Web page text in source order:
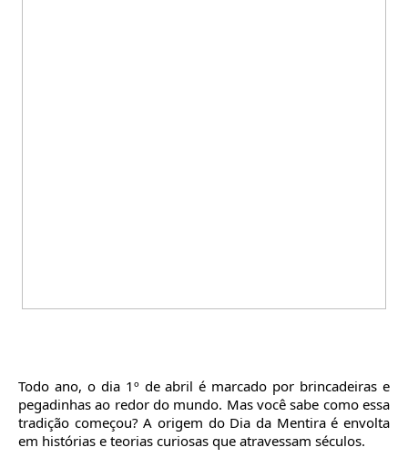
Todo ano, o dia 1º de abril é marcado por brincadeiras e
pegadinhas ao redor do mundo. Mas você sabe como essa
tradição começou? A origem do Dia da Mentira é envolta
em histórias e teorias curiosas que atravessam séculos.